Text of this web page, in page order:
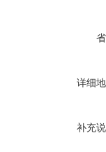
详细
补充